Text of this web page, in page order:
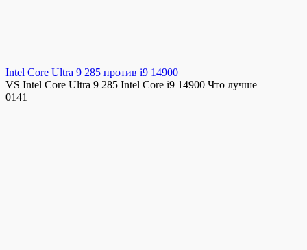
Intel Core Ultra 9 285 против i9 14900
VS Intel Core Ultra 9 285 Intel Core i9 14900 Что лучше
0141